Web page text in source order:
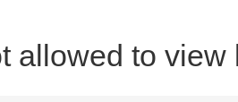
allowed to